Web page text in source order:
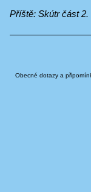
Příště: Skútr část 2.
Obecné dotazy a